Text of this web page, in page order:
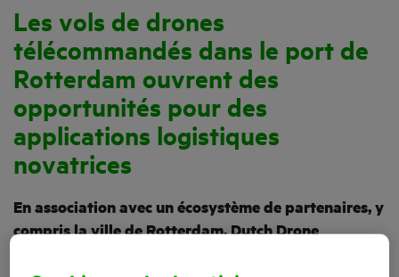
Les vols de drones
télécommandés dans le port de
Rotterdam ouvrent des
opportunités pour des
applications logistiques
novatrices
En association avec un écosystème de partenaires, y
compris la ville de Rotterdam, Dutch Drone